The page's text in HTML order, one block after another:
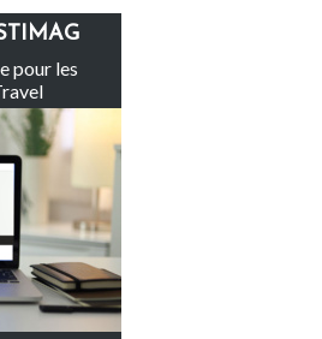
Claire rachète Eden
pour les